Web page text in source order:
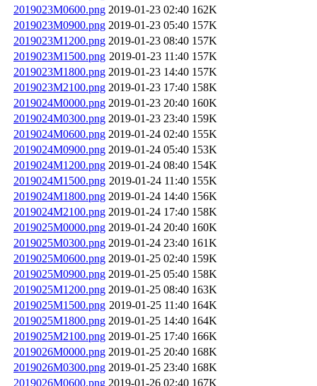
2019023M0600.png 2019-01-23 02:40 162K
2019023M0900.png 2019-01-23 05:40 157K
2019023M1200.png 2019-01-23 08:40 157K
2019023M1500.png 2019-01-23 11:40 157K
2019023M1800.png 2019-01-23 14:40 157K
2019023M2100.png 2019-01-23 17:40 158K
2019024M0000.png 2019-01-23 20:40 160K
2019024M0300.png 2019-01-23 23:40 159K
2019024M0600.png 2019-01-24 02:40 155K
2019024M0900.png 2019-01-24 05:40 153K
2019024M1200.png 2019-01-24 08:40 154K
2019024M1500.png 2019-01-24 11:40 155K
2019024M1800.png 2019-01-24 14:40 156K
2019024M2100.png 2019-01-24 17:40 158K
2019025M0000.png 2019-01-24 20:40 160K
2019025M0300.png 2019-01-24 23:40 161K
2019025M0600.png 2019-01-25 02:40 159K
2019025M0900.png 2019-01-25 05:40 158K
2019025M1200.png 2019-01-25 08:40 163K
2019025M1500.png 2019-01-25 11:40 164K
2019025M1800.png 2019-01-25 14:40 164K
2019025M2100.png 2019-01-25 17:40 166K
2019026M0000.png 2019-01-25 20:40 168K
2019026M0300.png 2019-01-25 23:40 168K
2019026M0600.png 2019-01-26 02:40 167K